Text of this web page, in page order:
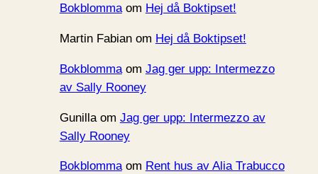
Bokblommaom Hej då Boktipset!
Martin Fabianom Hej då Boktipset!
Bokblommaom Jag ger upp: Intermezzo
av Sally Rooney
Gunillaom Jag ger upp: Intermezzo av
Sally Rooney
Bokblommaom Rent hus av Alia Trabucco